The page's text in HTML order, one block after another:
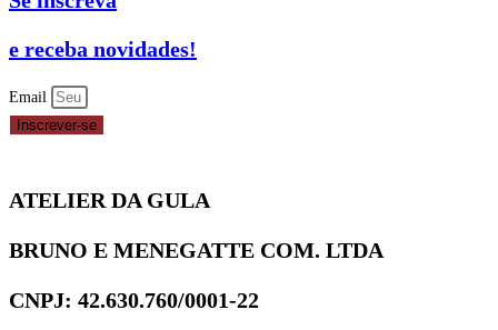
e receba novidades!
Email
Inscrever-se
ATELIER DA GULA
BRUNO E MENEGATTE COM. LTDA
CNPJ: 42.630.760/0001-22